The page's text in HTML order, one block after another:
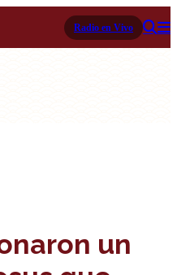
Radio en Vivo
un